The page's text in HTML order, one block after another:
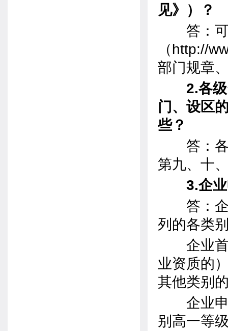
见》）？
答：可
（http://
部门规章
2.各级资
门、设区
些？
答：各
第九、十
3.企业申
答：企
列的各类
企业首
业资质的
其他类别
企业申
别高一等